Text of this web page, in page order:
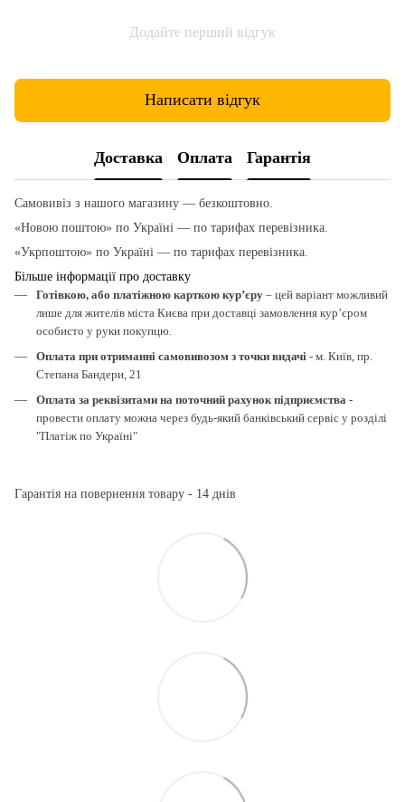
Додайте перший відгук
Написати відгук
Доставка Оплата Гарантія
Самовивіз з нашого магазину — безкоштовно.
«Новою поштою» по Україні — по тарифах перевізника.
«Укрпоштою» по Україні — по тарифах перевізника.
Більше інформації про доставку
Готівкою, або платіжною карткою кур’єру – цей варіант можливий
лише для жителів міста Києва при доставці замовлення кур’єром
особисто у руки покупцю.
Оплата при отриманні самовивозом з точки видачі - м. Київ, пр.
Степана Бандери, 21
Оплата за реквізитами на поточний рахунок підприємства -
провести оплату можна через будь-який банківський сервіс у розділі
"Платіж по Україні"
Гарантія на повернення товару - 14 днів